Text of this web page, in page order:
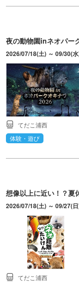
夜の動物園inネオパー
てだこ浦西
体験・遊び
想像以上に近い！？夏
2026/07/18(土) ～ 09/27(
てだこ浦西